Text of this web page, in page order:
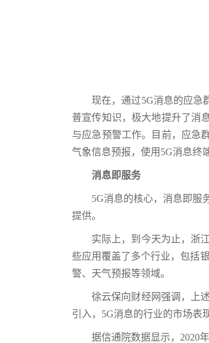
现在，通过5G消息的应急
普宣传知识，极大地提升了消
与应急预警工作。目前，应急
气象信息预报，使用5G消息终
消息即服务
5G消息的核心，消息即服
提供。
实际上，到今天为止，浙
些应用覆盖了多个行业，包括
警、天气预报等领域。
徐云保向财经网强调，上
引入，5G消息的行业的市场表
据信通院数据显示，2020